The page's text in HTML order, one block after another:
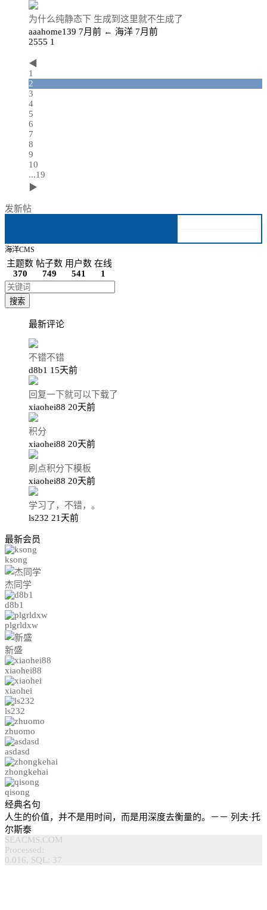
为什么纯静态下 生成到这里就不生成了
aaahome139 7月前 ← 海洋 7月前
2555 1
◀
1
2
3
4
5
6
7
8
9
10
...19
▶
发新帖
海洋CMS
主题数
370
帖子数
749
用户数
541
在线
1
搜索
最新评论
不错不错
d8b1 15天前
回复一下就可以下载了
xiaohei88 20天前
积分
xiaohei88 20天前
刷点积分下模板
xiaohei88 20天前
学习了，不错，。
ls232 21天前
最新会员
ksong
杰同学
d8b1
plgrldxw
新盛
xiaohei88
xiaohei
ls232
zhuomo
asdasd
zhongkehai
qisong
经典名句
人生的价值，并不是用时间，而是用深度去衡量的。－－ 列夫·托
尔斯泰
SEACMS.COM
Processed:
0.016, SQL: 37